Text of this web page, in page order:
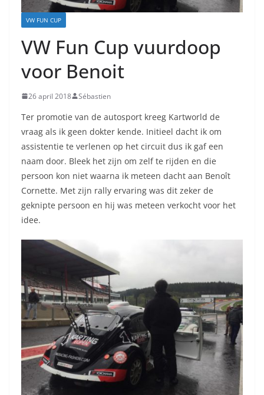
VW FUN CUP
VW Fun Cup vuurdoop
voor Benoit
26 april 2018 Sébastien
Ter promotie van de autosport kreeg Kartworld de
vraag als ik geen dokter kende. Initieel dacht ik om
assistentie te verlenen op het circuit dus ik gaf een
naam door. Bleek het zijn om zelf te rijden en die
persoon kon niet waarna ik meteen dacht aan Benoît
Cornette. Met zijn rally ervaring was dit zeker de
geknipte persoon en hij was meteen verkocht voor het
idee.